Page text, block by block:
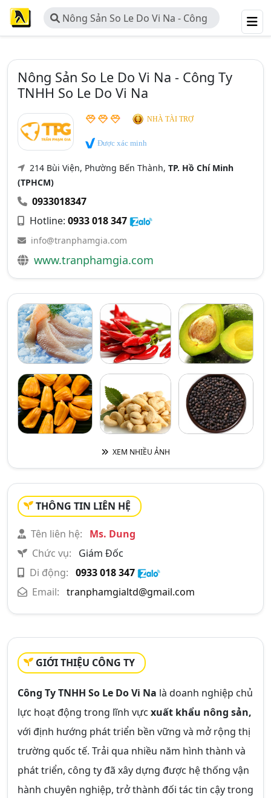
Nông Sản So Le Do Vi Na - Công
Ty TNHH So Le Do Vi Na
Nông Sản So Le Do Vi Na - Công Ty
TNHH So Le Do Vi Na
NHÀ TÀI TRỢ
Được xác minh
214 Bùi Viện, Phường Bến Thành, TP. Hồ Chí Minh
(TPHCM)
0933018347
Hotline: 0933 018 347
info@tranphamgia.com
www.tranphamgia.com
XEM NHIỀU ẢNH
THÔNG TIN LIÊN HỆ
Tên liên hệ:
Ms. Dung
Chức vụ:
Giám Đốc
Di động: 0933 018 347
Email: tranphamgialtd@gmail.com
GIỚI THIỆU CÔNG TY
Công Ty TNHH So Le Do Vi Na là doanh nghiệp chủ
lực hoạt động trong lĩnh vực xuất khẩu nông sản,
với định hướng phát triển bền vững và mở rộng thị
trường quốc tế. Trải qua nhiều năm hình thành và
phát triển, công ty đã xây dựng được hệ thống vận
hành chuyên nghiệp, trở thành đối tác tin cậy trong